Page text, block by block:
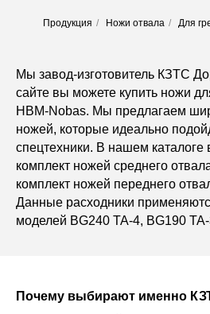
Продукция / Ножи отвала / Для
Мы завод-изготовитель КЗТС
сайте вы можете купить ножи
HBM-Nobas. Мы предлагаем
ножей, которые идеально
спецтехники. В нашем каталоге
комплект ножей среднего
комплект ножей переднего
Данные расходники
моделей BG240 TA-4, BG190
Почему выбирают именно